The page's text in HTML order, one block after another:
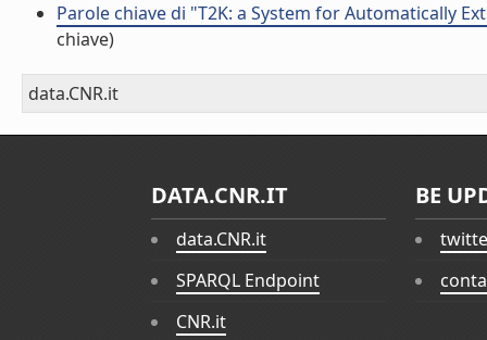
Parole chiave di "T2K: a System for Automatically
chiave)
data.CNR.it
DATA.CNR.IT
data.CNR.it
SPARQL Endpoint
CNR.it
BE